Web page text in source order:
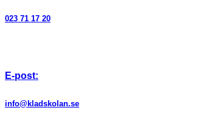
023 71 17 20
E-post:
info@kladskolan.se